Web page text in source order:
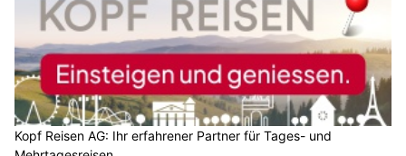
Kopf Reisen AG: Ihr erfahrener Partner für Tages- und